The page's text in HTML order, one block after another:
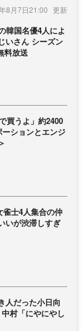
8月7日21:00
韓国名優4人によ
いさん シーズン
料放送
買うよ」約2400
ションとエンジ
士4人集合の仲
いが渋滞しすぎ
人だった小日向
村「にやにやし